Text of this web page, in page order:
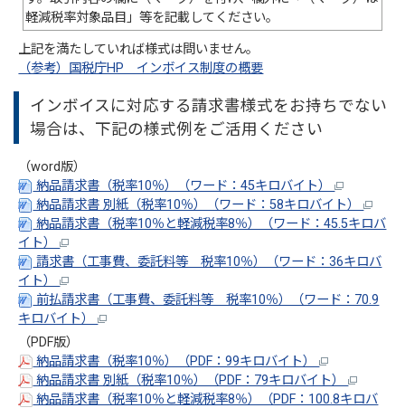
軽減税率対象品目」等を記載してください。
上記を満たしていれば様式は問いません。
（参考）国税庁HP インボイス制度の概要
インボイスに対応する請求書様式をお持ちでない
場合は、下記の様式例をご活用ください
（word版）
納品請求書（税率10％）（ワード：45キロバイト）
納品請求書 別紙（税率10％）（ワード：58キロバイト）
納品請求書（税率10％と軽減税率8％）（ワード：45.5キロバ
イト）
請求書（工事費、委託料等 税率10％）（ワード：36キロバ
イト）
前払請求書（工事費、委託料等 税率10％）（ワード：70.9
キロバイト）
（PDF版）
納品請求書（税率10％）（PDF：99キロバイト）
納品請求書 別紙（税率10％）（PDF：79キロバイト）
納品請求書（税率10％と軽減税率8％）（PDF：100.8キロバ